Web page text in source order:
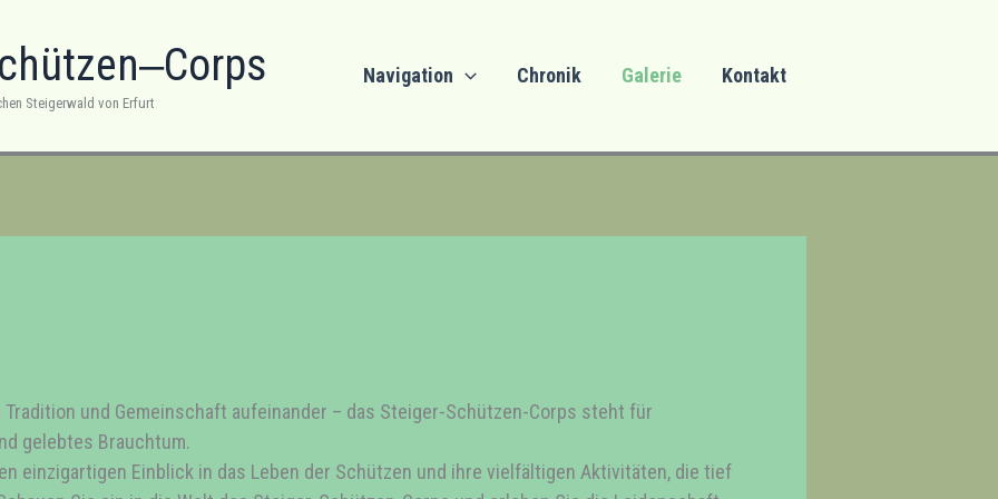
Steigerwald von Erfurt
Navigation Chronik Galerie Kontakt
und Gemeinschaft aufeinander – das Steiger-Schützen-Corps steht für
gelebtes Brauchtum.
einzigartigen Einblick in das Leben der Schützen und ihre vielfältigen Aktivitäten, die tief